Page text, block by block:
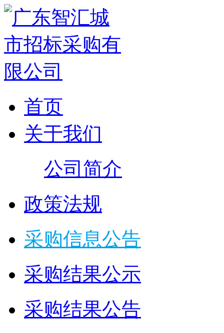
首页
关于我们
公司简介
政策法规
采购信息公告
采购结果公示
采购结果公告